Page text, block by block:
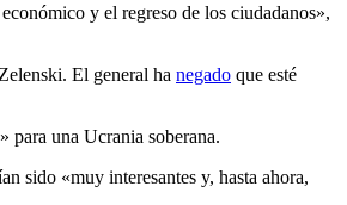
y el regreso de los ciudadanos»,
El general ha negado que esté
para una Ucrania soberana.
sido «muy interesantes y, hasta ahora,